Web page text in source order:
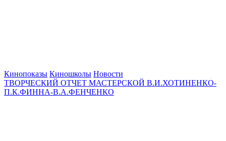
Кинопоказы Киношколы Новости
ТВОРЧЕСКИЙ ОТЧЕТ МАСТЕРСКОЙ В.И.ХОТИНЕНКО-
П.К.ФИННА-В.А.ФЕНЧЕНКО